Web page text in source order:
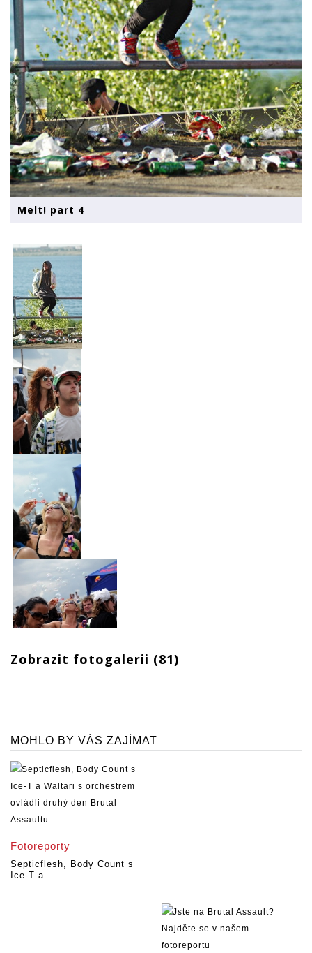
Melt! part 4
Zobrazit fotogalerii (81)
MOHLO BY VÁS ZAJÍMAT
Fotoreporty
Septicflesh, Body Count s
Ice-T a...